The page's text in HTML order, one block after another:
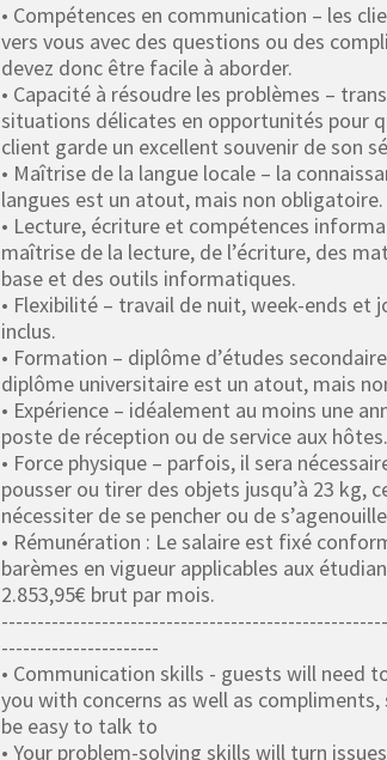
• Compétences en communication – les
vers vous avec des questions ou des
devez donc être facile à aborder.
• Capacité à résoudre les problèmes –
situations délicates en opportunités pour
client garde un excellent souvenir de son
• Maîtrise de la langue locale – la
langues est un atout, mais non obligatoire.
• Lecture, écriture et compétences
maîtrise de la lecture, de l’écriture, des
base et des outils informatiques.
• Flexibilité – travail de nuit, week-ends et
inclus.
• Formation – diplôme d’études
diplôme universitaire est un atout, mais
• Expérience – idéalement au moins une
poste de réception ou de service aux hôtes.
• Force physique – parfois, il sera
pousser ou tirer des objets jusqu’à 23 kg,
nécessiter de se pencher ou de
• Rémunération : Le salaire est fixé
barèmes en vigueur applicables aux
2.853,95€ brut par mois.
----------------------
• Communication skills - guests will need
you with concerns as well as compliments,
be easy to talk to
• Your problem-solving skills will turn